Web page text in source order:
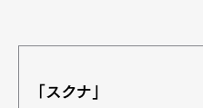
「スクナ」